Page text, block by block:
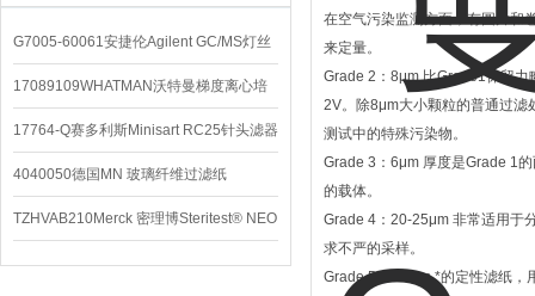
G7005-60061安捷伦Agilent GC/MS灯丝
配件
17089109WHATMAN沃特曼梯度离心培
养基
17764-Q赛多利斯Minisart RC25针头滤器
4040050德国MN 玻璃纤维过滤纸
TZHVAB210Merck 密理博Steritest® NEO
设备
在空气污染监测方面，有圆片和
来定量。
Grade 2：8μm 比Grade1保留力
2V。除8μm大小颗粒的普通过滤
测试中的特殊污染物。
Grade 3：6μm 厚度是Grade 1
的载体。
Grade 4：20-25μm 非常适用于
求不严的采样。
Grade 5：2.5μm *的定性滤纸，